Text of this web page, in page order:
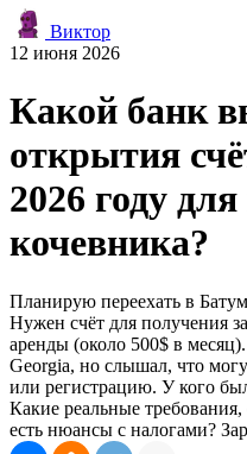
Виктор
12 июня 2026
Какой банк
открытия
2026 году
кочевника?
Планирую переехать в
Нужен счёт для получения
аренды (около 500$ в
Georgia, но слышал, что
или регистрацию. У кого
Какие реальные
есть нюансы с налогами?